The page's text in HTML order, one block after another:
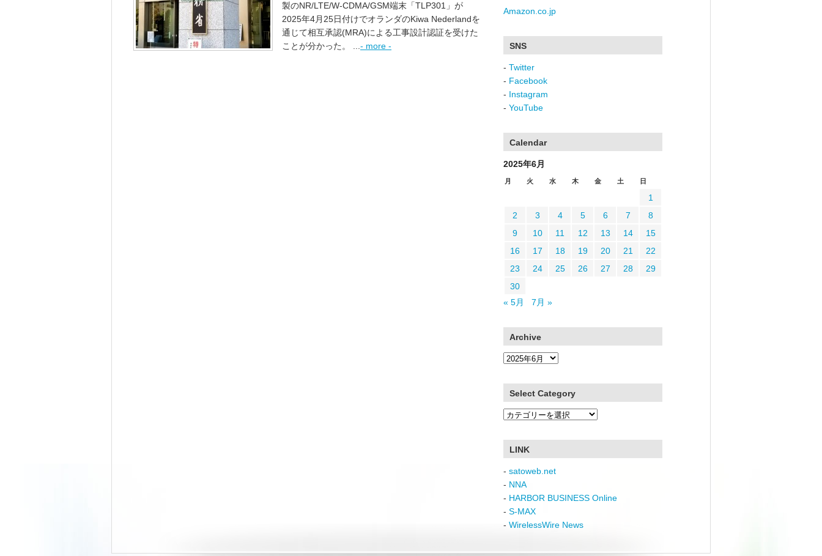
製のNR/LTE/W-CDMA/GSM端末「TLP301」が
2025年4月25日付けでオランダのKiwa Nederlandを
通じて相互承認(MRA)による工事設計認証を受けた
ことが分かった。 ... - more -
Amazon.co.jp
SNS
- Twitter
- Facebook
- Instagram
- YouTube
Calendar
2025年6月
月 火 水 木 金 土 日
1
2
3 4 5 6 7
8
9
10 11 12 13 14
15
16
17 18 19 20 21
22
23
24 25 26 27 28
29
30
« 5月
7月 »
Archive
Archive
Select Category
Select
LINK
- satoweb.net
- NNA
- HARBOR BUSINESS Online
- S-MAX
- WirelessWire News